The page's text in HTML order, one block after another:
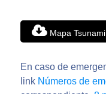
Mapa Tsunami
En caso de
link Números de